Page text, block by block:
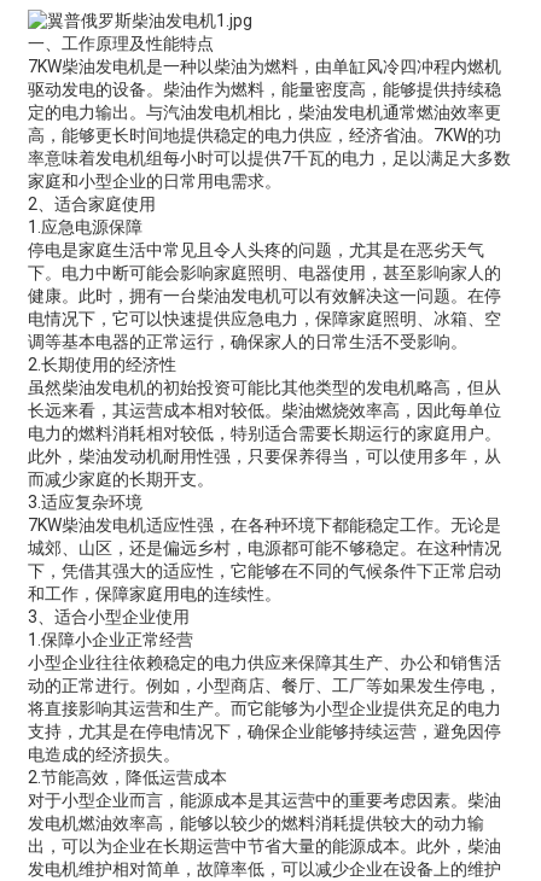
一、工作原理及性能特点
7KW柴油发电机是一种以柴油为燃料，由单缸风冷四冲程内燃机
驱动发电的设备。柴油作为燃料，能量密度高，能够提供持续稳
定的电力输出。与汽油发电机相比，柴油发电机通常燃油效率更
高，能够更长时间地提供稳定的电力供应，经济省油。7KW的功
率意味着发电机组每小时可以提供7千瓦的电力，足以满足大多数
家庭和小型企业的日常用电需求。
2、适合家庭使用
1.应急电源保障
停电是家庭生活中常见且令人头疼的问题，尤其是在恶劣天气
下。电力中断可能会影响家庭照明、电器使用，甚至影响家人的
健康。此时，拥有一台柴油发电机可以有效解决这一问题。在停
电情况下，它可以快速提供应急电力，保障家庭照明、冰箱、空
调等基本电器的正常运行，确保家人的日常生活不受影响。
2.长期使用的经济性
虽然柴油发电机的初始投资可能比其他类型的发电机略高，但从
长远来看，其运营成本相对较低。柴油燃烧效率高，因此每单位
电力的燃料消耗相对较低，特别适合需要长期运行的家庭用户。
此外，柴油发动机耐用性强，只要保养得当，可以使用多年，从
而减少家庭的长期开支。
3.适应复杂环境
7KW柴油发电机适应性强，在各种环境下都能稳定工作。无论是
城郊、山区，还是偏远乡村，电源都可能不够稳定。在这种情况
下，凭借其强大的适应性，它能够在不同的气候条件下正常启动
和工作，保障家庭用电的连续性。
3、适合小型企业使用
1.保障小企业正常经营
小型企业往往依赖稳定的电力供应来保障其生产、办公和销售活
动的正常进行。例如，小型商店、餐厅、工厂等如果发生停电，
将直接影响其运营和生产。而它能够为小型企业提供充足的电力
支持，尤其是在停电情况下，确保企业能够持续运营，避免因停
电造成的经济损失。
2.节能高效，降低运营成本
对于小型企业而言，能源成本是其运营中的重要考虑因素。柴油
发电机燃油效率高，能够以较少的燃料消耗提供较大的动力输
出，可以为企业在长期运营中节省大量的能源成本。此外，柴油
发电机维护相对简单，故障率低，可以减少企业在设备上的维护